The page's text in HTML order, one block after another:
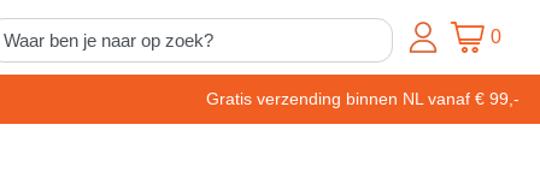
0
Gratis verzending binnen NL vanaf € 99,-